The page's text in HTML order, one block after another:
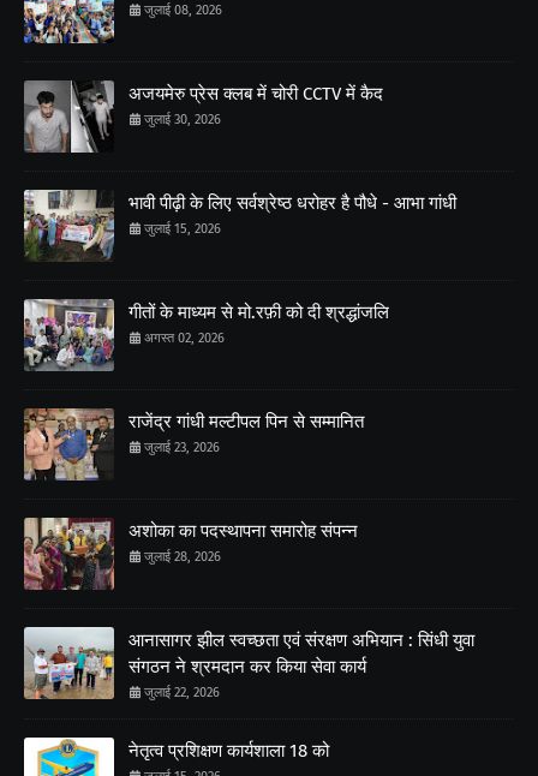
जुलाई 08, 2026
अजयमेरु प्रेस क्लब में चोरी CCTV में कैद
जुलाई 30, 2026
भावी पीढ़ी के लिए सर्वश्रेष्ठ धरोहर है पौधे - आभा गांधी
जुलाई 15, 2026
गीतों के माध्यम से मो.रफ़ी को दी श्रद्धांजलि
अगस्त 02, 2026
राजेंद्र गांधी मल्टीपल पिन से सम्मानित
जुलाई 23, 2026
अशोका का पदस्थापना समारोह संपन्न
जुलाई 28, 2026
आनासागर झील स्वच्छता एवं संरक्षण अभियान : सिंधी युवा
संगठन ने श्रमदान कर किया सेवा कार्य
जुलाई 22, 2026
नेतृत्व प्रशिक्षण कार्यशाला 18 को